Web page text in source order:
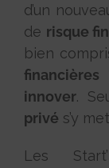
d’un
de risque
bien
innover.
privé s’y
Les